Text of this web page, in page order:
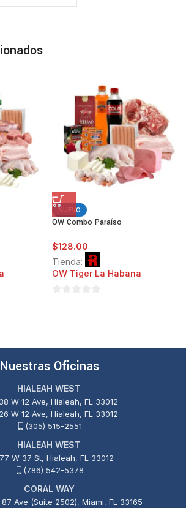
NUEVO
OW Combo Paraíso
$128.00
Tienda:
OW Tiger La Habana
Nuestras Oficinas
HIALEAH WEST
W 12 Ave, Hialeah, FL 33012
W 12 Ave, Hialeah, FL 33012
(305) 515-2551
HIALEAH WEST
W 37 St, Hialeah, FL 33012
(786) 542-5378
CORAL WAY
Ave (Suite 2502), Miami, FL 33165